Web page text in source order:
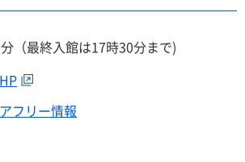
（最終入館は17時30分まで)
フリー情報